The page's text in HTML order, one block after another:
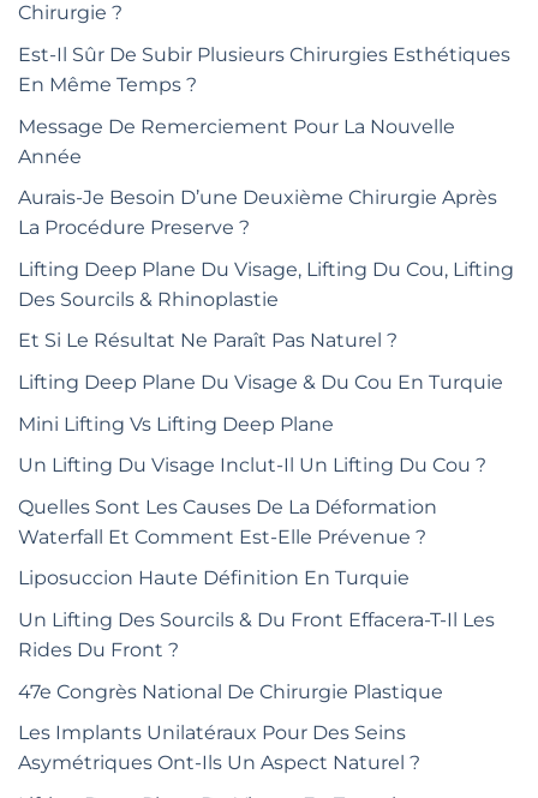
Chirurgie ?
Est-Il Sûr De Subir Plusieurs Chirurgies Esthétiques
En Même Temps ?
Message De Remerciement Pour La Nouvelle
Année
Aurais-Je Besoin D’une Deuxième Chirurgie Après
La Procédure Preserve ?
Lifting Deep Plane Du Visage, Lifting Du Cou, Lifting
Des Sourcils & Rhinoplastie
Et Si Le Résultat Ne Paraît Pas Naturel ?
Lifting Deep Plane Du Visage & Du Cou En Turquie
Mini Lifting Vs Lifting Deep Plane
Un Lifting Du Visage Inclut-Il Un Lifting Du Cou ?
Quelles Sont Les Causes De La Déformation
Waterfall Et Comment Est-Elle Prévenue ?
Liposuccion Haute Définition En Turquie
Un Lifting Des Sourcils & Du Front Effacera-T-Il Les
Rides Du Front ?
47e Congrès National De Chirurgie Plastique
Les Implants Unilatéraux Pour Des Seins
Asymétriques Ont-Ils Un Aspect Naturel ?